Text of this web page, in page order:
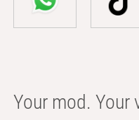
Your mod. Your